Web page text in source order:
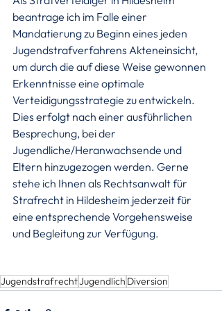
beantrage ich im Falle einer
Mandatierung zu Beginn eines jeden
Jugendstrafverfahrens Akteneinsicht,
um durch die auf diese Weise gewonnen
Erkenntnisse eine optimale
Verteidigungsstrategie zu entwickeln.
Dies erfolgt nach einer ausführlichen
Besprechung, bei der
Jugendliche/Heranwachsende und
Eltern hinzugezogen werden. Gerne
stehe ich Ihnen als Rechtsanwalt für
Strafrecht in Hildesheim jederzeit für
eine entsprechende Vorgehensweise
und Begleitung zur Verfügung.
JugendstrafrechtJugendlich Diversion